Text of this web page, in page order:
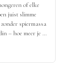
of elke
juist slimme
spiermassa
– hoe meer je er